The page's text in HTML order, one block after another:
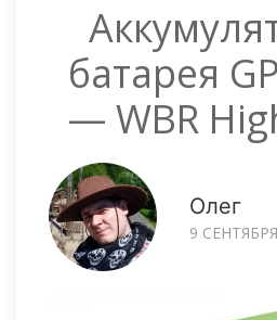
батарея
— WBR
Олег
9